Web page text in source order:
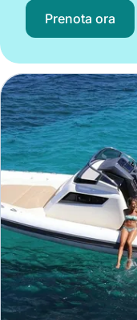
Prenota ora